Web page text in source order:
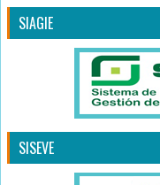
SIAGIE
SISEVE